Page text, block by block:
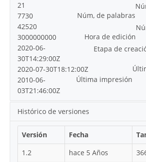
21
Núm, de palabras
7730
42520
Hora de edición
3000000000
Etapa de
2020-06-
30T14:29:00Z
2020-07-30T18:12:00Z
Última impresión
2010-06-
03T21:46:00Z
Histórico de versiones
Versión Fecha
1.2
hace 5 Años